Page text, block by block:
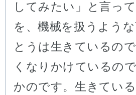
してみたい」と言っ
を、機械を扱うよう
とうは生きているの
くなりかけているの
かのです。生きてい